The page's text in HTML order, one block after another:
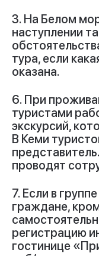
3. На Белом
наступлении
тура, если
оказана.
6. При
туристами
экскурсий,
В Кеми
проводят
7. Если в
граждане,
регистрацию
гостинице